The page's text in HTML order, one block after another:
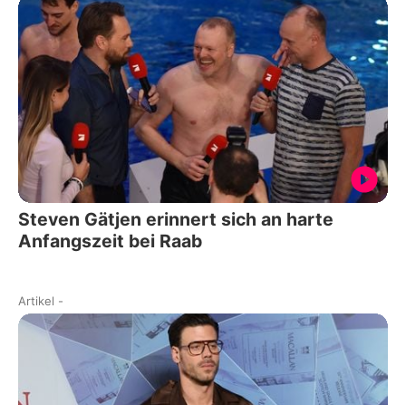
Steven Gätjen erinnert sich an harte
Anfangszeit bei Raab
Artikel -